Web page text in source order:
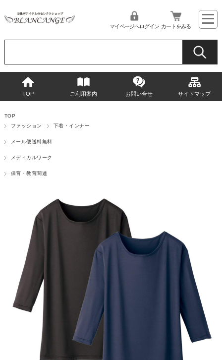
マイページへログイン カートをみる
TOP ご利用案内 お問い合せ サイトマップ
TOP
ファッション
下着・インナー
メール便送料無料
メディカルワーク
保育・教育関連